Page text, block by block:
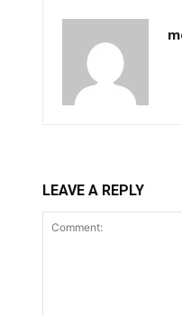
LEAVE A REPLY